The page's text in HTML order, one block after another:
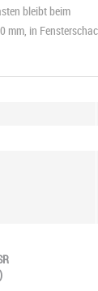
bleibt beim
mm, in